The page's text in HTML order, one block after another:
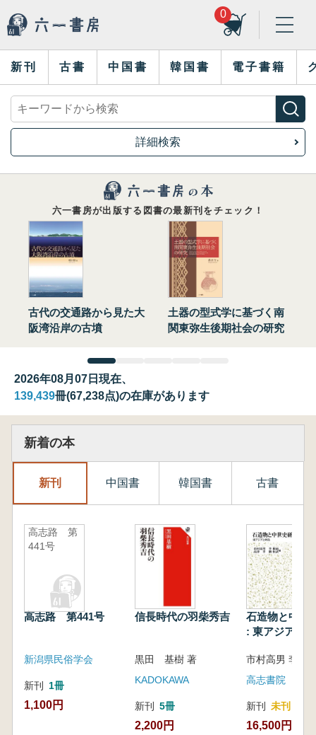
0
新刊 古書 中国書 韓国書 電子書籍
詳細検索
六一書房が出版する図書の最新刊をチェック！
古代の交通路から見た大
阪湾沿岸の古墳
土器の型式学に基づく南
関東弥生後期社会の研究
2026年08月07日現在、
139,439冊(67,238点)の在庫があります
新着の本
新刊 中国書 韓国書 古書
高志路 第
441号
高志路 第441号
新潟県民俗学会
新刊 1冊
1,100円
信長時代の羽柴秀吉
黒田 基樹 著
KADOKAWA
新刊 5冊
2,200円
石造物と中世
: 東アジアと
高志書院
新刊 未刊
16,500円